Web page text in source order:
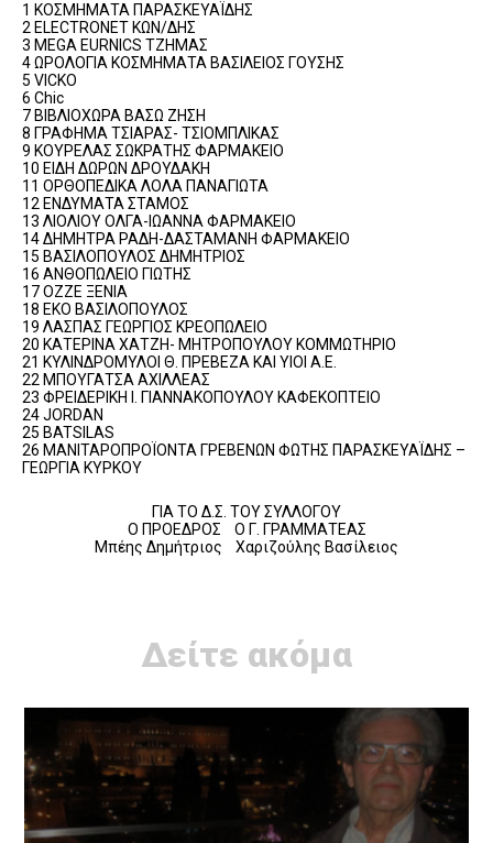
1 ΚΟΣΜΗΜΑΤΑ ΠΑΡΑΣΚΕΥΑΪΔΗΣ
2 ELECTRONET ΚΩΝ/ΔΗΣ
3 ΜΕGA EURNICS TΖΗΜΑΣ
4 ΩΡΟΛΟΓΙΑ ΚΟΣΜΗΜΑΤΑ ΒΑΣΙΛΕΙΟΣ ΓΟΥΣΗΣ
5 VICKO
6 Chic
7 ΒΙΒΛΙΟΧΩΡΑ ΒΑΣΩ ΖΗΣΗ
8 ΓΡΑΦΗΜΑ ΤΣΙΑΡΑΣ- ΤΣΙΟΜΠΛΙΚΑΣ
9 ΚΟΥΡΕΛΑΣ ΣΩΚΡΑΤΗΣ ΦΑΡΜΑΚΕΙΟ
10 ΕΙΔΗ ΔΩΡΩΝ ΔΡΟΥΔΑΚΗ
11 ΟΡΘΟΠΕΔΙΚΑ ΛΟΛΑ ΠΑΝΑΓΙΩΤΑ
12 ΕΝΔΥΜΑΤΑ ΣΤΑΜΟΣ
13 ΛΙΟΛΙΟΥ ΟΛΓΑ-ΙΩΑΝΝΑ ΦΑΡΜΑΚΕΙΟ
14 ΔΗΜΗΤΡΑ ΡΑΔΗ-ΔΑΣΤΑΜΑΝΗ ΦΑΡΜΑΚΕΙΟ
15 ΒΑΣΙΛΟΠΟΥΛΟΣ ΔΗΜΗΤΡΙΟΣ
16 ΑΝΘΟΠΩΛΕΙΟ ΓΙΩΤΗΣ
17 ΟΖΖΕ ΞΕΝΙΑ
18 ΕΚΟ ΒΑΣΙΛΟΠΟΥΛΟΣ
19 ΛΑΣΠΑΣ ΓΕΩΡΓΙΟΣ ΚΡΕΟΠΩΛΕΙΟ
20 ΚΑΤΕΡΙΝΑ ΧΑΤΖΗ- ΜΗΤΡΟΠΟΥΛΟΥ ΚΟΜΜΩΤΗΡΙΟ
21 ΚΥΛΙΝΔΡΟΜΥΛΟΙ Θ. ΠΡΕΒΕΖΑ ΚΑΙ ΥΙΟΙ Α.Ε.
22 ΜΠΟΥΓΑΤΣΑ ΑΧΙΛΛΕΑΣ
23 ΦΡΕΙΔΕΡΙΚΗ Ι. ΓΙΑΝΝΑΚΟΠΟΥΛΟΥ ΚΑΦΕΚΟΠΤΕΙΟ
24 JORDAN
25 BATSILAS
26 ΜΑΝΙΤΑΡΟΠΡΟΪΟΝΤΑ ΓΡΕΒΕΝΩΝ ΦΩΤΗΣ ΠΑΡΑΣΚΕΥΑΪΔΗΣ –
ΓΕΩΡΓΙΑ ΚΥΡΚΟΥ
ΓΙΑ ΤΟ Δ.Σ. ΤΟΥ ΣΥΛΛΟΓΟΥ
Ο ΠΡΟΕΔΡΟΣ Ο Γ. ΓΡΑΜΜΑΤΕΑΣ
Μπέης Δημήτριος Χαριζούλης Βασίλειος
Δείτε ακόμα